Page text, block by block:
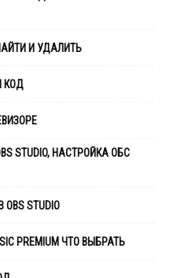
И УДАЛИТЬ
КОД
STUDIO, НАСТРОЙКА ОБС
STUDIO
PREMIUM ЧТО ВЫБРАТЬ